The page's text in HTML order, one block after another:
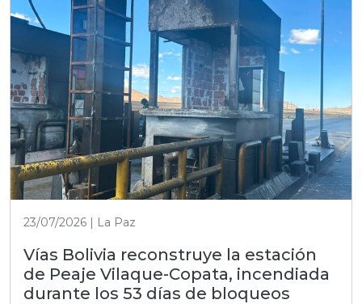
23/07/2026 | La Paz
Vías Bolivia reconstruye la estación
de Peaje Vilaque-Copata, incendiada
durante los 53 días de bloqueos